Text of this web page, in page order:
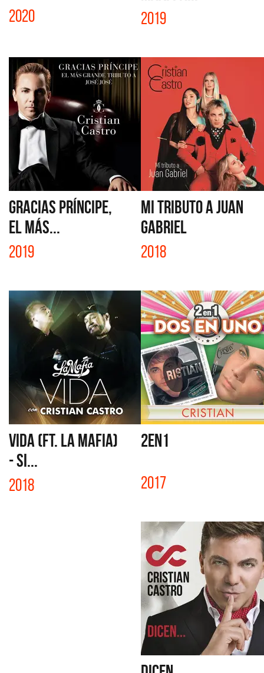
2020 2019
GRACIAS PRÍNCIPE,
EL MÁS...
2019
MI TRIBUTO A JUAN
GABRIEL
2018
VIDA (FT. LA MAFIA)
- SI...
2018
2EN1
2017